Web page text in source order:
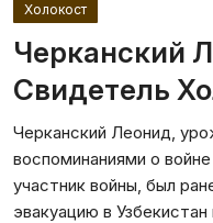
Главная
Люди
Община
Милосердие
Холокост
Черканский
Свидетель
Черканский Леонид,
воспоминаниями о
участник войны, был
эвакуацию в